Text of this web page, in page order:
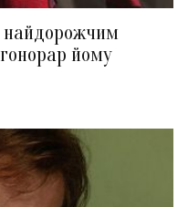
найдорожчим
йому